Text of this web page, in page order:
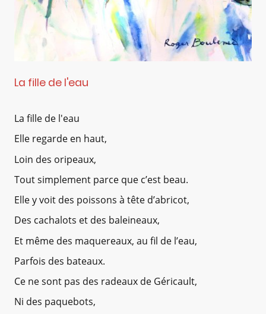
La fille de l'eau
La fille de l'eau
Elle regarde en haut,
Loin des oripeaux,
Tout simplement parce que c’est beau.
Elle y voit des poissons à tête d’abricot,
Des cachalots et des baleineaux,
Et même des maquereaux, au fil de l’eau,
Parfois des bateaux.
Ce ne sont pas des radeaux de Géricault,
Ni des paquebots,